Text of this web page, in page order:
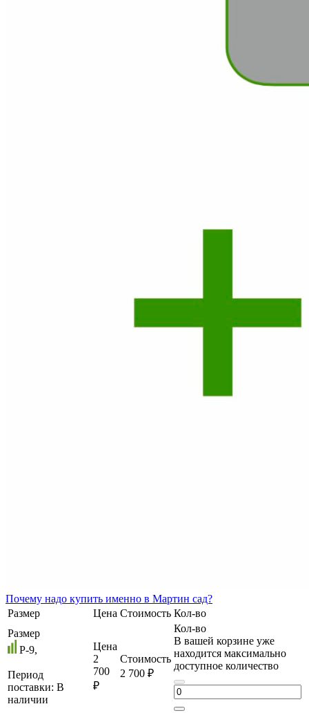
Почему надо купить именно в Мартин сад?
Размер
Цена Стоимость Кол-во
Размер
P-9,
Период
поставки: В
наличии
Цена
2
700
₽
Стоимость
2 700 ₽
Кол-во
В вашей корзине уже
находится максимально
доступное количество